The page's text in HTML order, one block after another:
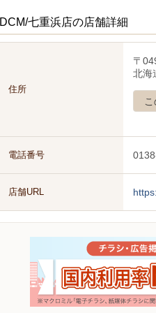
DCM/七重浜店の店舗詳細
住所
〒
北海
電話番号
店舗URL